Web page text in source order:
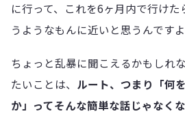
に行って、これを6ヶ月内で行け
うようなもんに近いと思うんですよ
ちょっと乱暴に聞こえるかもしれ
たいことは、 ルート、つまり「何
か」ってそんな簡単な話じゃなく